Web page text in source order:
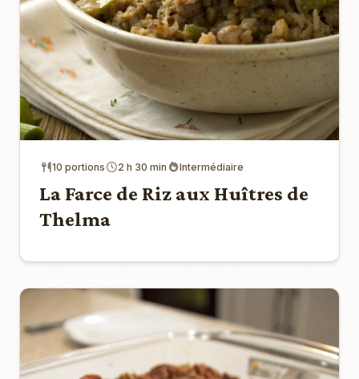
10 portions 2 h 30 min Intermédiaire
La Farce de Riz aux Huîtres de
Thelma